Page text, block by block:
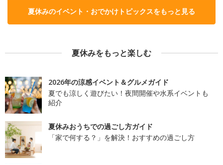
夏休みのイベント・おでかけトピックスをもっと見る
夏休みをもっと楽しむ
2026年の涼感イベント＆グルメガイド
夏でも涼しく遊びたい！夜間開催や水系イベントも
紹介
夏休みおうちでの過ごし方ガイド
「家で何する？」を解決！おすすめの過ごし方